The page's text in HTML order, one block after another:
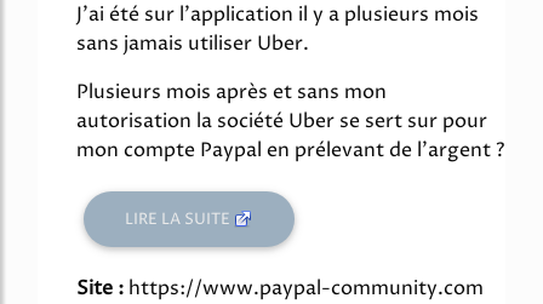
J'ai été sur l'application il y a plusieurs mois
sans jamais utiliser Uber.
Plusieurs mois après et sans mon
autorisation la société Uber se sert sur pour
mon compte Paypal en prélevant de l'argent ?
LIRE LA SUITE
Site : https://www.paypal-community.com